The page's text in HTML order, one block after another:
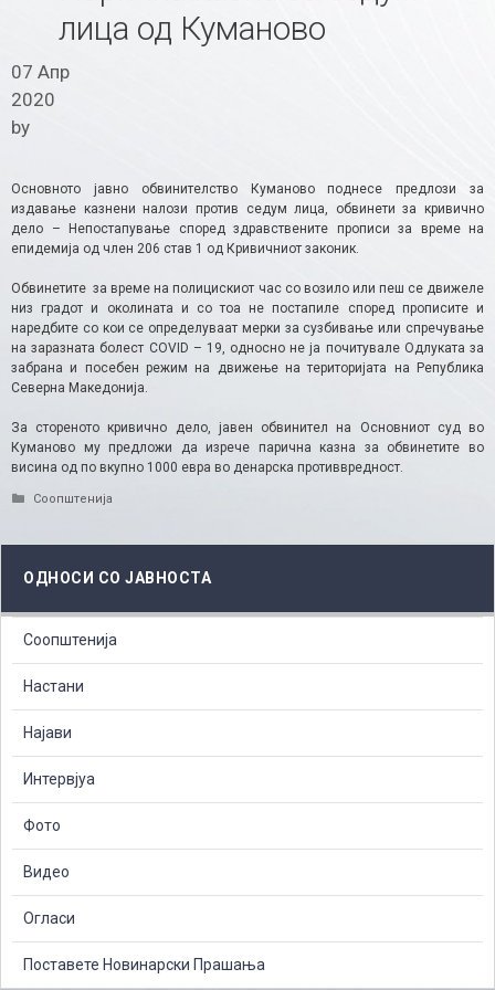
лица од Куманово
07 Апр
2020
by
Основното јавно обвинителство Куманово поднесе предлози за
издавање казнени налози против седум лица, обвинети за кривично
дело – Непостапување според здравствените прописи за време на
епидемија од член 206 став 1 од Кривичниот законик.
Обвинетите за време на полицискиот час со возило или пеш се движеле
низ градот и околината и со тоа не постапиле според прописите и
наредбите со кои се определуваат мерки за сузбивање или спречување
на заразната болест COVID – 19, односно не ја почитувале Одлуката за
забрана и посебен режим на движeње на територијата на Република
Северна Македонија.
За стореното кривично дело, јавен обвинител на Основниот суд во
Куманово му предложи да изрече парична казна за обвинетите во
висина од по вкупно 1000 евра во денарска противвредност.
Categories
Соопштенија
ОДНОСИ СО ЈАВНОСТА
Соопштенија
Настани
Најави
Интервјуа
Фото
Видео
Огласи
Поставете Новинарски Прашања